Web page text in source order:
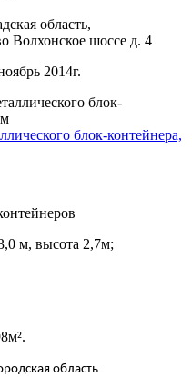
область,
Волхонское шоссе д. 4
2014г.
блок-контейнера,
м, высота 2,7м;
область